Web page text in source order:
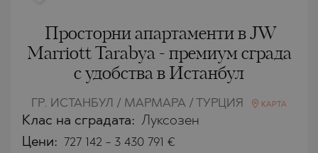
Просторни апартаменти в JW
Marriott Tarabya - премиум сграда
с удобства в Истанбул
ГР. ИСТАНБУЛ / МАРМАРА / ТУРЦИЯ КАРТА
Клас на сградата: Луксозен
Цени: 727 142 - 3 430 791 €